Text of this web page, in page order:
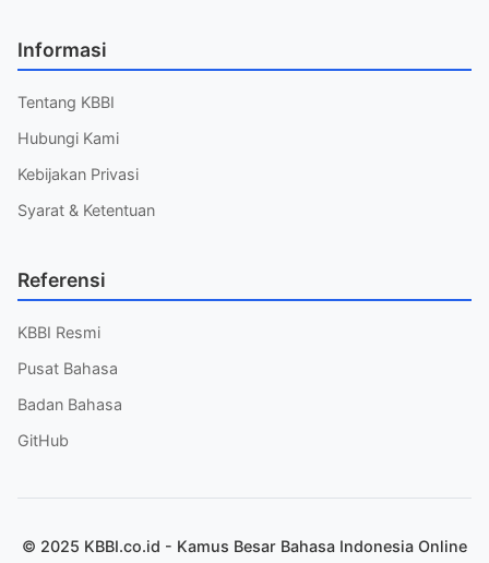
Informasi
Tentang KBBI
Hubungi Kami
Kebijakan Privasi
Syarat & Ketentuan
Referensi
KBBI Resmi
Pusat Bahasa
Badan Bahasa
GitHub
© 2025 KBBI.co.id - Kamus Besar Bahasa Indonesia Online